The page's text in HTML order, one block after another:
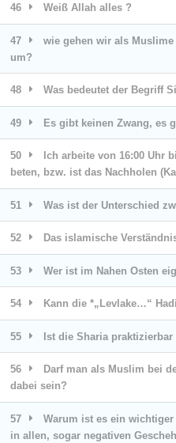
46 Weiß Allah alles ?
47
wie gehen wir als
um?
48 Was bedeutet der Begriff
49 Es gibt keinen Zwang, es
50
Ich arbeite von 16:00 Uhr
beten, bzw. ist das Nachholen
51 Was ist der Unterschied
52 Das islamische
53 Wer ist im Nahen Osten
54 Kann die *„Levlake…“
55 Ist die Sharia
56
Darf man als Muslim bei
dabei sein?
57
Warum ist es ein
in allen, sogar negativen